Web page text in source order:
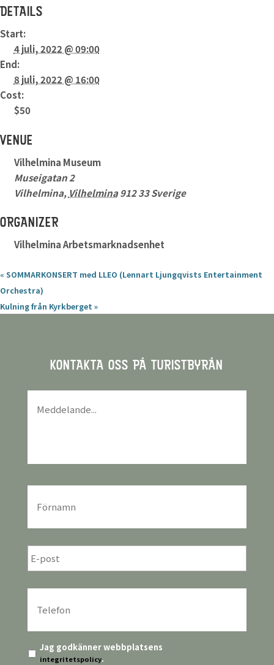
DETAILS
Start:
4 juli, 2022 @ 09:00
End:
8 juli, 2022 @ 16:00
Cost:
$50
VENUE
Vilhelmina Museum
Museigatan 2
Vilhelmina, Vilhelmina 912 33 Sverige
ORGANIZER
Vilhelmina Arbetsmarknadsenhet
« SOMMARKONSERT med LLEO (Lennart Ljungqvists Entertainment
Orchestra)
Kulning från Kyrkberget »
KONTAKTA OSS PÅ TURISTBYRÅN
För-
efternamn
E-
post *
Telefon *
Integritetspolicy *
Jag godkänner webbplatsens
integritetspolicy.